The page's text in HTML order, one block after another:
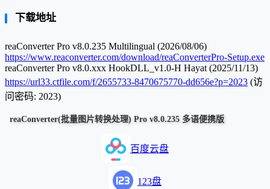
下载地址
reaConverter Pro v8.0.235 Multilingual (2026/08/06)
https://www.reaconverter.com/download/reaConverterPro-Setup.exe
reaConverter Pro v8.0.xxx HookDLL_v1.0-H Hayat (2025/11/13)
https://url33.ctfile.com/f/2655733-8470675770-dd656e?p=2023 (访
问密码: 2023)
reaConverter(批量图片转换处理) Pro v8.0.235 多语便携版
百度云盘
123盘